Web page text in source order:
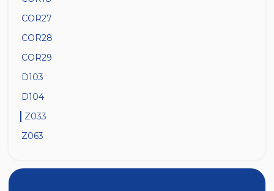
COR27
COR28
COR29
D103
D104
Z033
Z063